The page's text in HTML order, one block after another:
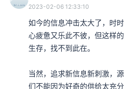
2023-02-06 12:33:10
如今的信息冲击太大了，时
心疲惫又乐此不彼，但这样
生存，找不到此在。
当然，追求新信息新刺激，
们不能因为好奇的供给太充